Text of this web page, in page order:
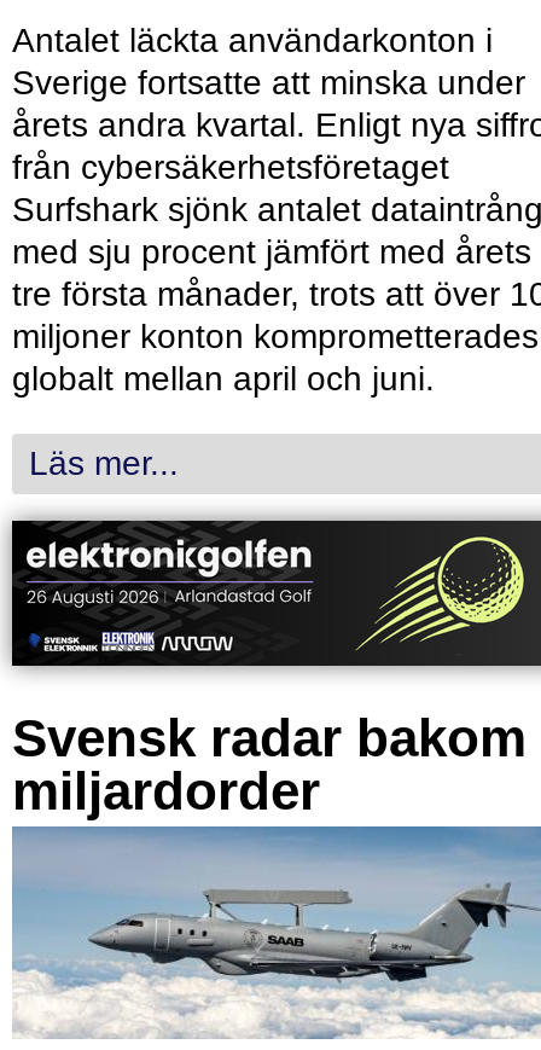
Antalet läckta användarkonton i
Sverige fortsatte att minska under
årets andra kvartal. Enligt nya
från cybersäkerhetsföretaget
Surfshark sjönk antalet
med sju procent jämfört med årets
tre första månader, trots att över
miljoner konton komprometterades
globalt mellan april och juni.
Läs mer...
Svensk radar bakom
miljardorder